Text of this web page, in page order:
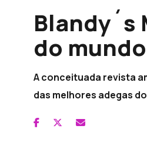
Blandy´s
do
A conceituada revista
das melhores adegas